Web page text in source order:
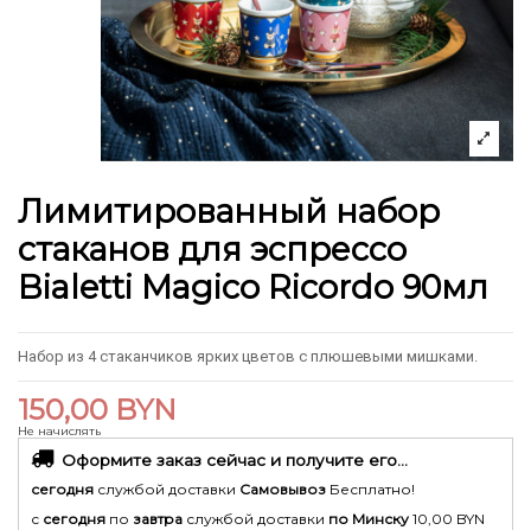
Лимитированный набор
стаканов для эспрессо
Bialetti Magico Ricordo 90мл
Набор из 4 стаканчиков ярких цветов с плюшевыми мишками.
150,00 BYN
Не начислять
Оформите заказ сейчас и получите его...
сегодня службой доставки Самовывоз Бесплатно!
с сегодня по завтра службой доставки по Минску 10,00 BYN